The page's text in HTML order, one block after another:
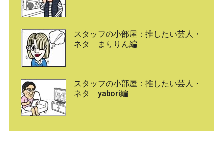
スタッフの小部屋：推したい芸人・
ネタ まりりん編
スタッフの小部屋：推したい芸人・
ネタ yabori編